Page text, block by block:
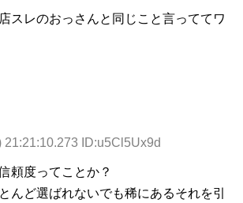
スレのおっさんと同じこと言っててワ
21:21:10.273 ID:u5Cl5Ux9d
頼度ってことか？
んど選ばれないでも稀にあるそれを引